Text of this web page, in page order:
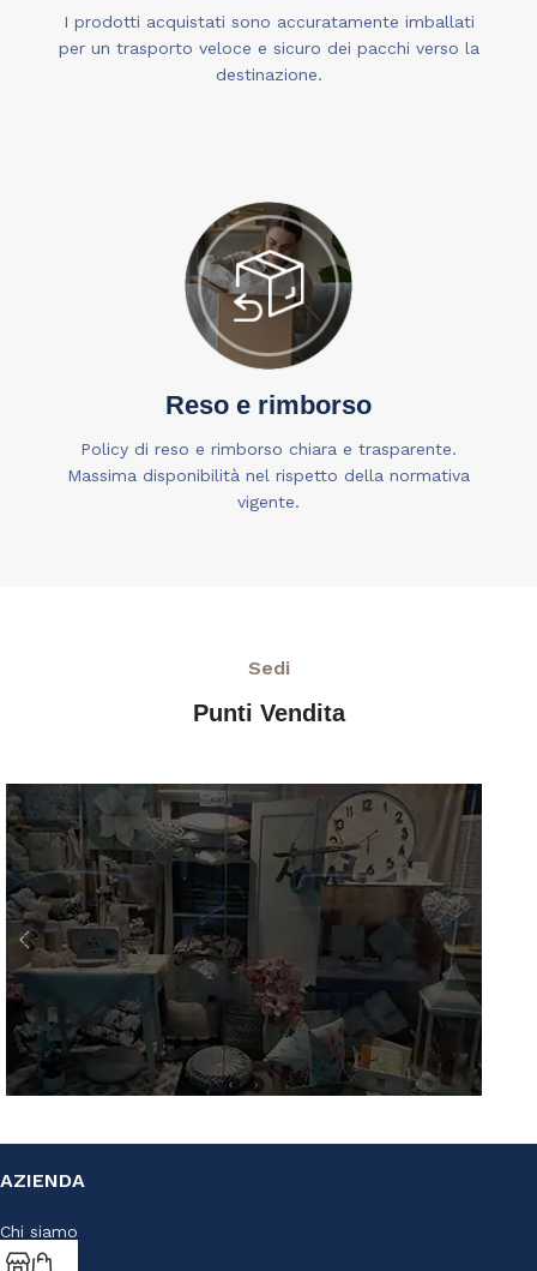
I prodotti acquistati sono accuratamente imballati
per un trasporto veloce e sicuro dei pacchi verso la
destinazione.
Reso e rimborso
Policy di reso e rimborso chiara e trasparente.
Massima disponibilità nel rispetto della normativa
vigente.
Sedi
Punti Vendita
Via S. Francesco D'Assisi, 10
Lun-Sab: 09.00-19.30
AZIENDA
Chi siamo
Contatti